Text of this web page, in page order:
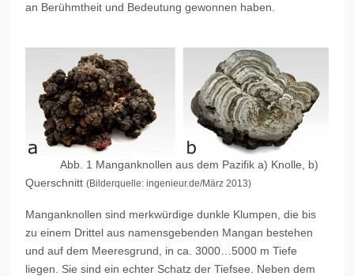
an Berühmtheit und Bedeutung gewonnen haben.
Abb. 1 Manganknollen aus dem Pazifik a) Knolle, b)
Querschnitt (Bilderquelle: ingenieur.de/März 2013)
Manganknollen sind merkwürdige dunkle Klumpen, die bis
zu einem Drittel aus namensgebenden Mangan bestehen
und auf dem Meeresgrund, in ca. 3000…5000 m Tiefe
liegen. Sie sind ein echter Schatz der Tiefsee. Neben dem